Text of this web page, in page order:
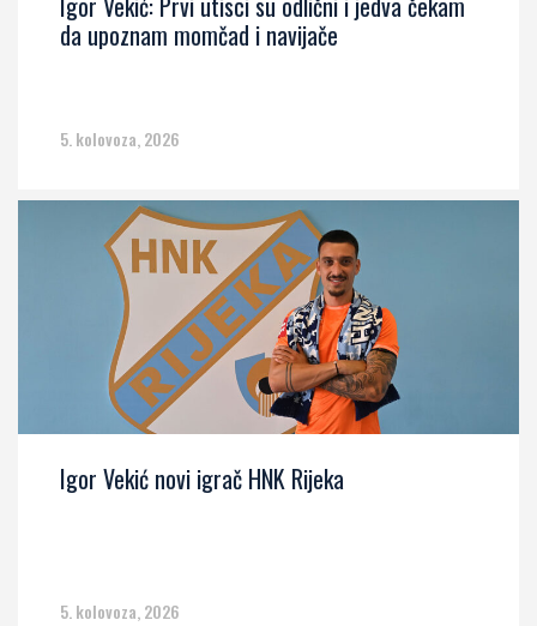
da upoznam momčad i navijače
5. kolovoza, 2026
Igor Vekić novi igrač HNK Rijeka
5. kolovoza, 2026